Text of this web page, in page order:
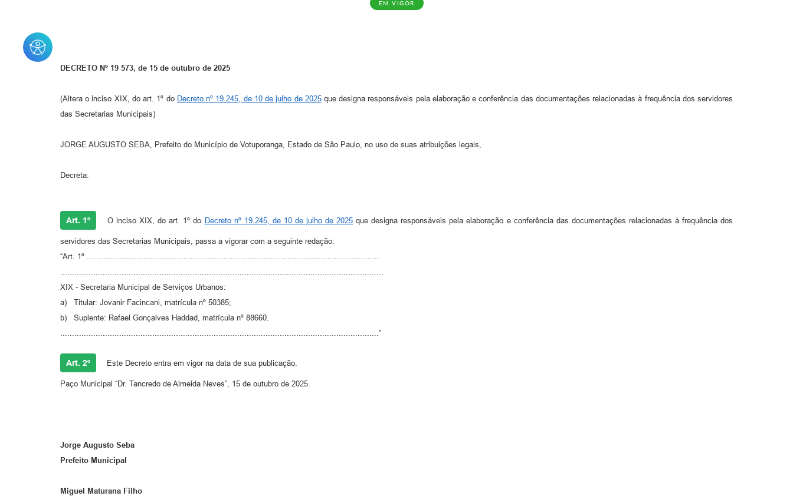
EM VIGOR
DECRETO Nº 19 573, de 15 de outubro de 2025
(Altera o inciso XIX, do art. 1º do Decreto nº 19.245, de 10 de julho de 2025que designa responsáveis pela elaboração e conferência das documentações relacionadas à frequência dos servidores
das Secretarias Municipais)
JORGE AUGUSTO SEBA, Prefeito do Município de Votuporanga, Estado de São Paulo, no uso de suas atribuições legais,
Decreta:
Art. 1º O inciso XIX, do art. 1º do Decreto nº 19.245, de 10 de julho de 2025 que designa responsáveis pela elaboração e conferência das documentações relacionadas à frequência dos
servidores das Secretarias Municipais, passa a vigorar com a seguinte redação:
“Art. 1º ............................................................................................................................
XIX - Secretaria Municipal de Serviços Urbanos:
a) Titular: Jovanir Facincani, matrícula nº 50385;
b) Suplente: Rafael Gonçalves Haddad, matrícula nº 88660.
.......................................................................................................................................”
Art. 2º Este Decreto entra em vigor na data de sua publicação.
Paço Municipal “Dr. Tancredo de Almeida Neves”, 15 de outubro de 2025.
Jorge Augusto Seba
Prefeito Municipal
Miguel Maturana Filho